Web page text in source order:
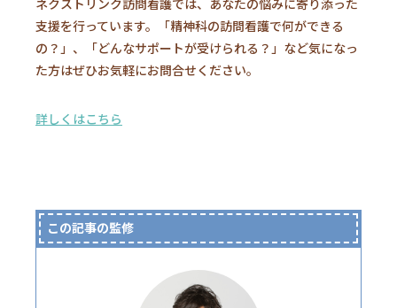
支援を行っています。「精神科の訪問看護で何ができる
の？」、「どんなサポートが受けられる？」など気になっ
た方はぜひお気軽にお問合せください。
詳しくはこちら
この記事の監修